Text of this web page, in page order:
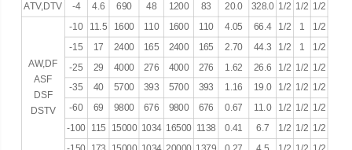
ATV,DTV
-4 4.6 690 48 1200 83 20.0 328.0 1/2 1/2 1/2
AW,DF
ASF
DSF
DSTV
-10 11.5 1600 110 1600 110 4.05 66.4 1/2 1 1/2
-15 17 2400 165 2400 165 2.70 44.3 1/2 1 1/2
-25 29 4000 276 4000 276 1.62 26.6 1/2 1/2 1/2
-35 40 5700 393 5700 393 1.16 19.0 1/2 1/2 1/2
-60 69 9800 676 9800 676 0.67 11.0 1/2 1/2 1/2
-100 115 15000 1034 16500 1138 0.41 6.7 1/2 1/2 1/2